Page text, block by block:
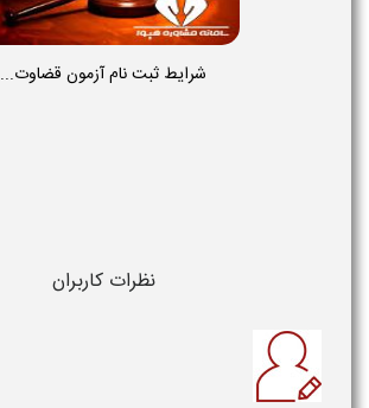
شرایط ثبت نام آزمون قضاوت...
نظرات کاربران